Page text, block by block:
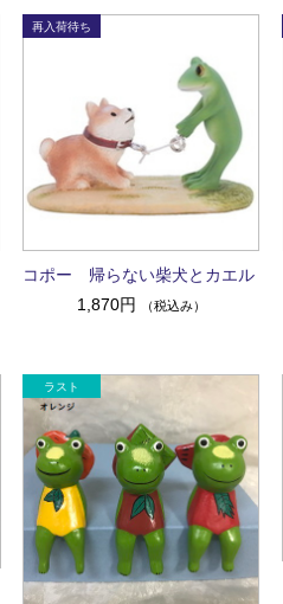
コポー 帰らない柴犬とカエル
1,870円
（税込み）